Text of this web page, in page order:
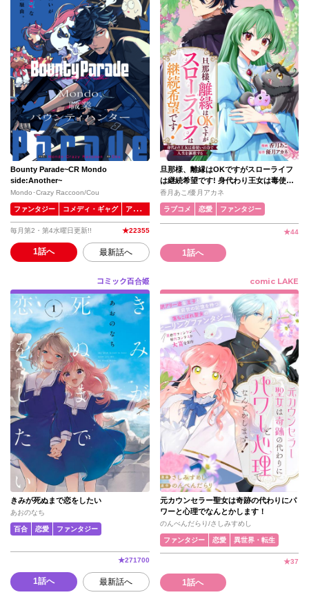
Bounty Parade~CR Mondo
side:Another~
Mondo･Crazy Raccoon/Cou
ファンタジー コメディ・ギャグ アクション・バトル
毎月第2・第4水曜日更新!! ★22355
1話へ 最新話へ
旦那様、離縁はOKですがスローライフ
は継続希望です! 身代わり王女は毒使い
の力で人生を謳歌する
香月あこ/優月アカネ
ラブコメ 恋愛 ファンタジー
★44
1話へ
コミック百合姫
きみが死ぬまで恋をしたい
あおのなち
百合 恋愛 ファンタジー
★271700
1話へ 最新話へ
comic LAKE
元カウンセラー聖女は奇跡の代わりにパ
ワーと心理でなんとかします！
のんべんだらり/さしみすめし
ファンタジー 恋愛 異世界・転生
★37
1話へ